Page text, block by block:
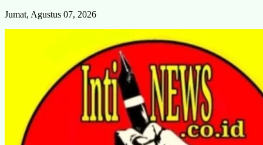
Skip
Jumat, Agustus 07, 2026